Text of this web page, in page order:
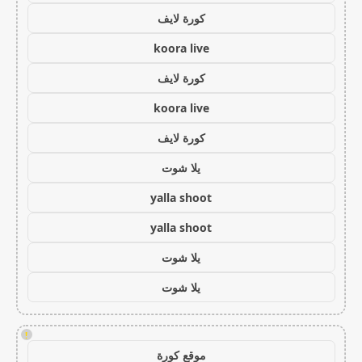
كورة لايف
koora live
كورة لايف
koora live
كورة لايف
يلا شوت
yalla shoot
yalla shoot
يلا شوت
يلا شوت
!
موقع كورة